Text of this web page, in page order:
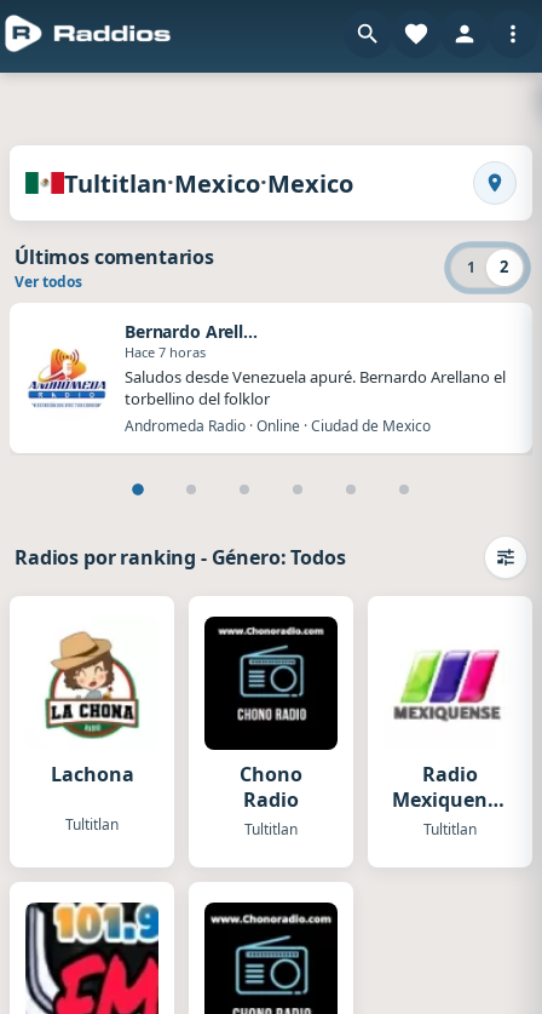
Radios de Tultitlan · Mexico · Mexicoen
Tultitlan·Mexico·Mexico
1 2
Últimos comentarios
Ver todos
Bernardo Arellano
Hace 7 horas
Saludos desde Venezuela apuré. Bernardo Arellano el
torbellino del folklor
Andromeda Radio · Online · Ciudad de Mexico
Radios por ranking - Género: Todos
Lachona
Tultitlan
Chono
Radio
Tultitlan
Radio
Mexiquense
Tultilan
Tultitlan